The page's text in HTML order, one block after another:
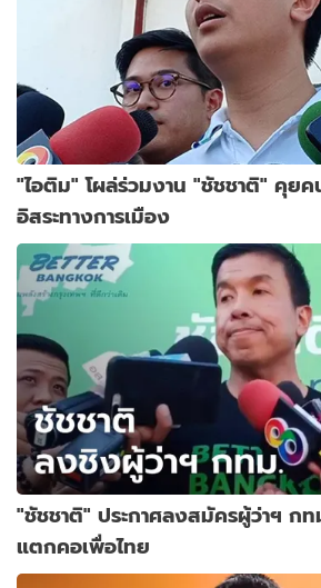
"ไอติม" โผล่ร่วมงาน "ชัชชาติ" คุย
อิสระทางการเมือง
"ชัชชาติ" ประกาศลงสมัครผู้ว่าฯ กท
แตกคอเพื่อไทย